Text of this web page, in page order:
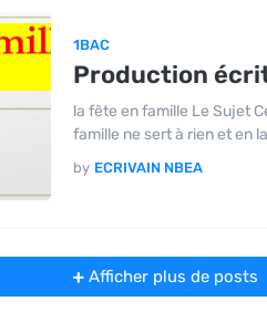
1BAC
Production
la fête en famille Le Sujet
famille ne sert à rien et en
by ECRIVAIN NBEA
Afficher plus de posts